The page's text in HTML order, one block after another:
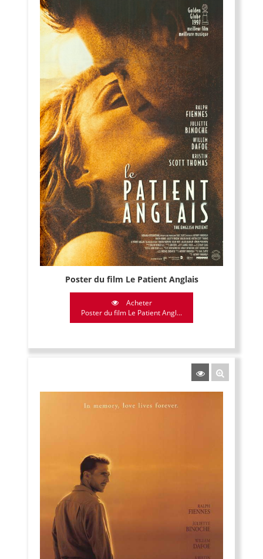
Poster du film Le Patient Anglais
Acheter
Poster du film Le Patient Angl...